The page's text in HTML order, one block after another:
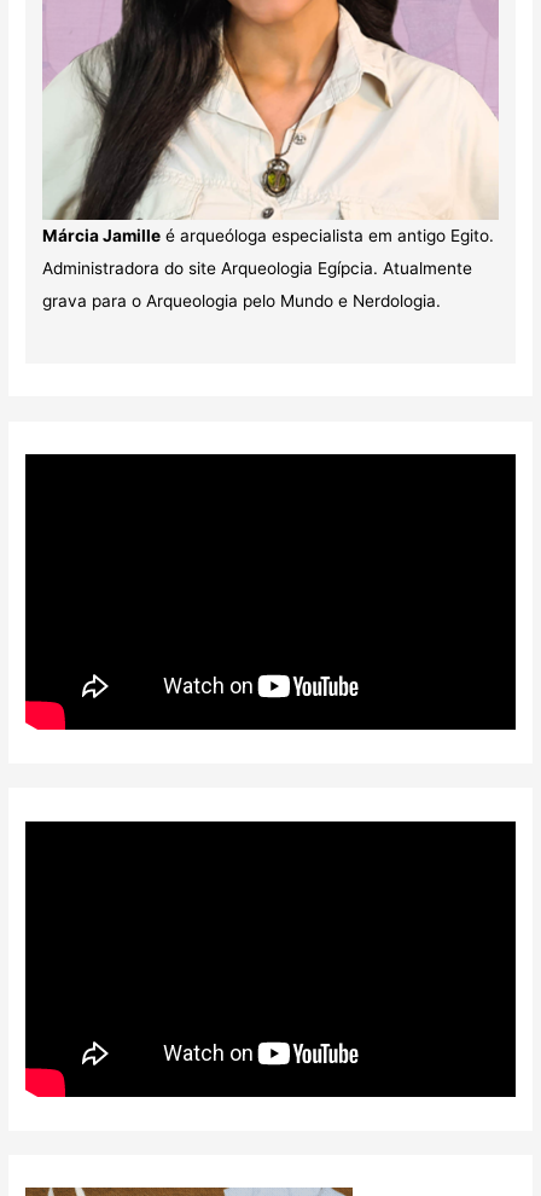
Márcia Jamilleé arqueóloga especialista em antigo Egito.
Administradora do site Arqueologia Egípcia. Atualmente
grava para o Arqueologia pelo Mundo e Nerdologia.